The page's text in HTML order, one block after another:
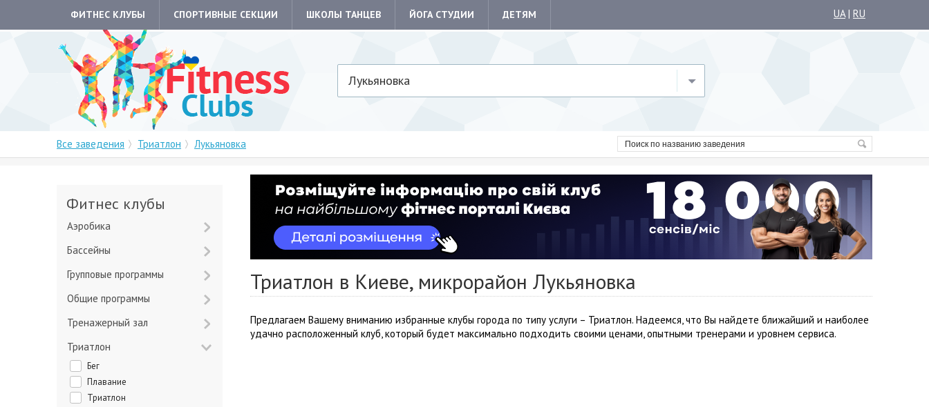
ФИТНЕС КЛУБЫ СПОРТИВНЫЕ СЕКЦИИ ШКОЛЫ ТАНЦЕВ ЙОГА СТУДИИ ДЕТЯМ UA| RU
Лукьяновка
Все заведения Триатлон Лукьяновка
Триатлон в Киеве, микрорайон Лукьяновка
Предлагаем Вашему вниманию избранные клубы города по типу услуги – Триатлон. Надеемся, что Вы найдете ближайший и наиболее
удачно расположенный клуб, который будет максимально подходить своими ценами, опытными тренерами и уровнем сервиса.
Фитнес клубы
Аэробика
Бассейны
Групповые программы
Общие программы
Тренажерный зал
Триатлон
Бег
Плавание
Триатлон